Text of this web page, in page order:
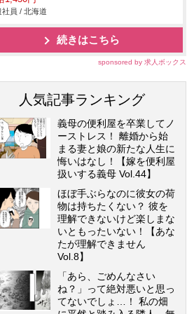
社員 / 北海道
続きはこちら
sponsored by 求人ボックス
人気記事ランキング
義母の便利屋を卒業してノ
ーストレス！ 離婚から始
まる妻と娘の新たな人生に
悔いはなし！【嫁を便利屋
扱いする義母 Vol.44】
ほぼ手ぶらなのに彼女の荷
物は持ちたくない？ 彼を
理解できないけど楽しまな
いともったいない！【あな
たが理解できません
Vol.8】
「あら、ごめんなさい
ね？」って絶対悪いと思っ
てないでしょ…！ 私の畑